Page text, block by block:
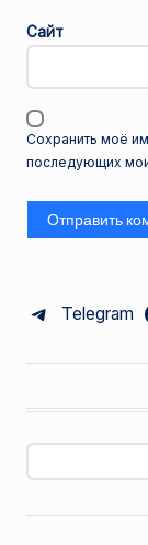
Сайт
Сохранить моё
последующих
Telegram